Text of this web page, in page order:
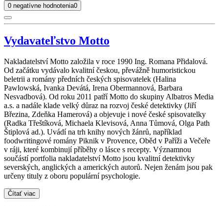
0 negatívne hodnotenia0
Vydavateľstvo Motto
Nakladatelství Motto založila v roce 1990 Ing. Romana Přidalová.
Od začátku vydávalo kvalitní českou, převážně humoristickou
beletrii a romány předních českých spisovatelek (Halina
Pawlowská, Ivanka Devátá, Irena Obermannová, Barbara
Nesvadbová). Od roku 2011 patří Motto do skupiny Albatros Media
a.s. a nadále klade velký důraz na rozvoj české detektivky (Jiří
Březina, Zdeňka Hamerová) a objevuje i nové české spisovatelky
(Radka Třeštíková, Michaela Klevisová, Anna Tůmová, Olga Path
Štiplová ad.). Uvádí na trh knihy nových žánrů, například
foodwritingové romány Piknik v Provence, Oběd v Paříži a Večeře
v ráji, které kombinují příběhy o lásce s recepty. Významnou
součástí portfolia nakladatelství Motto jsou kvalitní detektivky
severských, anglických a amerických autorů. Nejen ženám jsou pak
určeny tituly z oboru populární psychologie.
Čítať viac